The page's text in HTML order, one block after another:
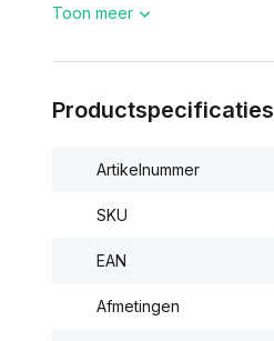
Toon meer
Productspecificaties
Artikelnummer
SKU
EAN
Afmetingen